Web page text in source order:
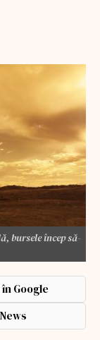
bursele încep să-
Google